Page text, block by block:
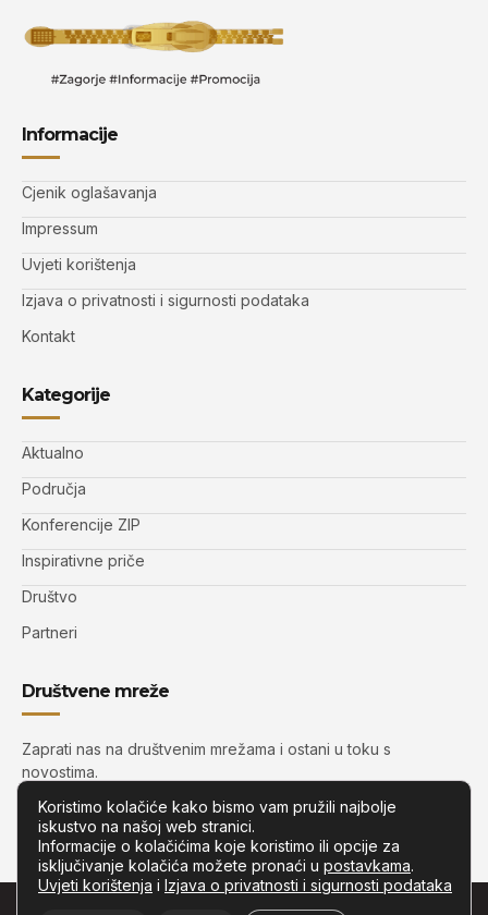
Informacije
Cjenik oglašavanja
Impressum
Uvjeti korištenja
Izjava o privatnosti i sigurnosti podataka
Kontakt
Kategorije
Aktualno
Područja
Konferencije ZIP
Inspirativne priče
Društvo
Partneri
Društvene mreže
Zaprati nas na društvenim mrežama i ostani u toku s
novostima.
Zip.com.hr– Sva prava pridržana.
Koristimo kolačiće kako bismo vam pružili najbolje
iskustvo na našoj web stranici.
Informacije o kolačićima koje koristimo ili opcije za
isključivanje kolačića možete pronaći u postavkama.
Uvjeti korištenja i Izjava o privatnosti i sigurnosti podataka